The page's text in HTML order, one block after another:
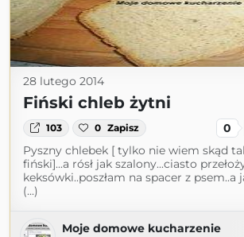
28 lutego 2014
Fiński chleb żytni
103 0 Zapisz 0
Pyszny chlebek [ tylko nie wiem skąd
fiński]...a rósł jak szalony...ciasto
keksówki..poszłam na spacer z psem..a
(...)
Moje domowe kucharzenie